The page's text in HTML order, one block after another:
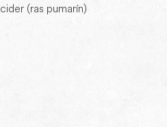
(ras pumarín)